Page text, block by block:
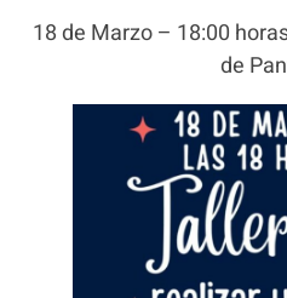
18 de Marzo – 18:00
de